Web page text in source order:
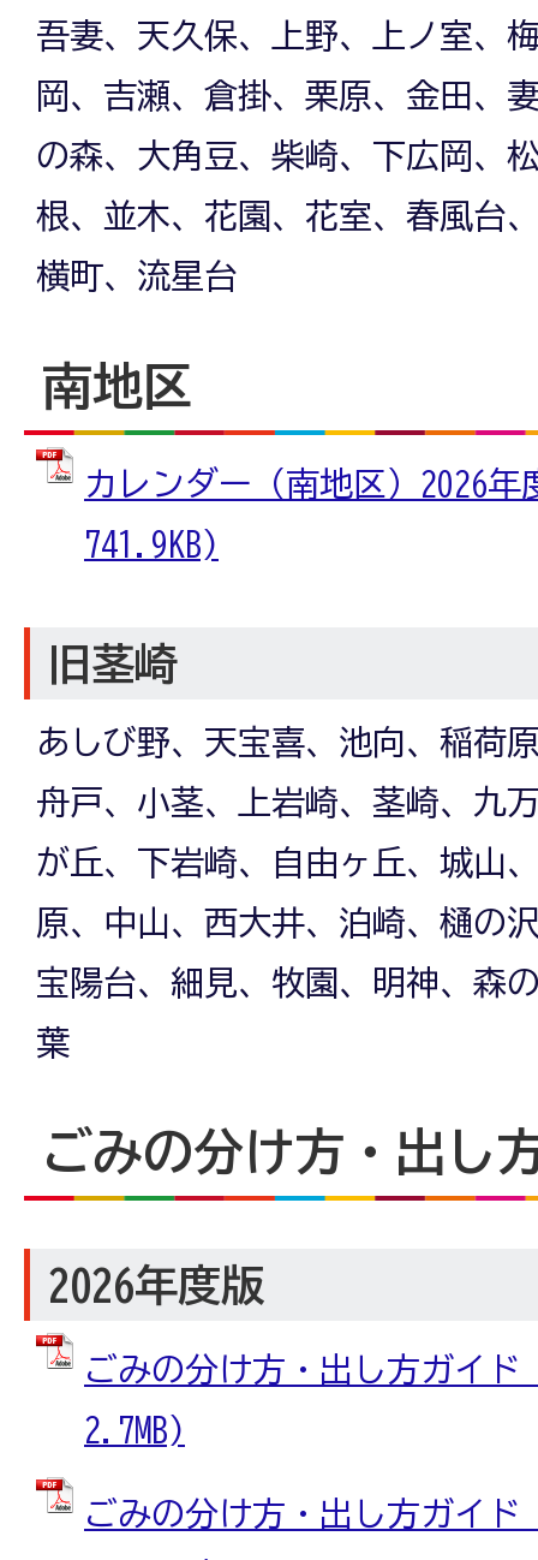
吾妻、天久保、上野、上ノ室、
岡、吉瀬、倉掛、栗原、金田、
の森、大角豆、柴崎、下広岡、
根、並木、花園、花室、春風台
横町、流星台
南地区
カレンダー（南地区）2026
741.9KB)
旧茎崎
あしび野、天宝喜、池向、稲荷
舟戸、小茎、上岩崎、茎崎、九
が丘、下岩崎、自由ヶ丘、城山
原、中山、西大井、泊崎、樋の
宝陽台、細見、牧園、明神、森
葉
ごみの分け方・出し
2026年度版
ごみの分け方・出し方ガイド
2.7MB)
ごみの分け方・出し方ガイド